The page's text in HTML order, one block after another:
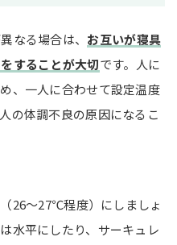
なる場合は、 お互いが寝具
することが大切です。人に
、一人に合わせて設定温度
の体調不良の原因になるこ
26～27℃程度）にしましょ
水平にしたり、サーキュレ